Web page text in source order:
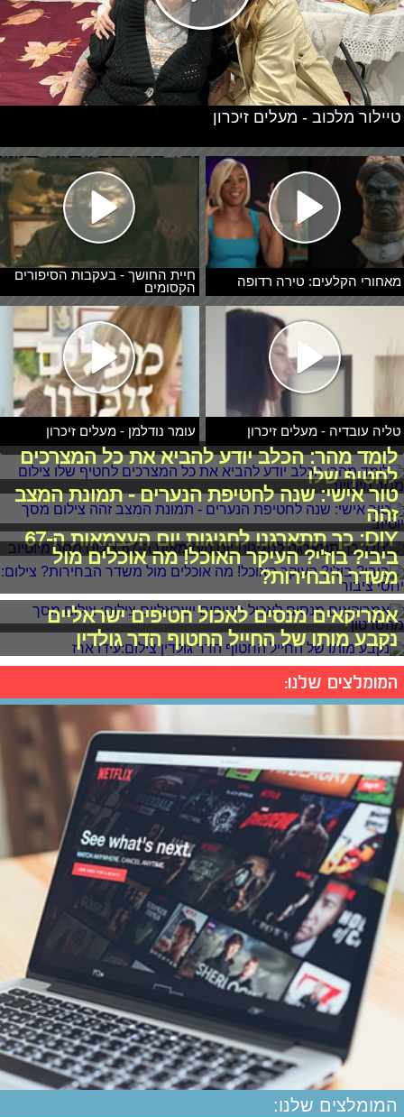
מאחורי הקלעים: טירה רדופה
חיית החושך - בעקבות הסיפורים
הקסומים
טליה עובדיה - מעלים זיכרון עומר נודלמן - מעלים זיכרון
טיילור מלכוב - מעלים זיכרון
לומד מהר: הכלב יודע להביא את כל המצרכים
לחטיף שלו
טור אישי: שנה לחטיפת הנערים - תמונת המצב
זהה
DIY: כך תתארגנו לחגיגות יום העצמאות ה-67
ביבי? בוז'י? העיקר האוכל! מה אוכלים מול
משדר הבחירות?
אמריקאים מנסים לאכול חטיפים ישראליים
נקבע מותו של החייל החטוף הדר גולדין
המומלצים שלנו:
המומלצים שלנו: